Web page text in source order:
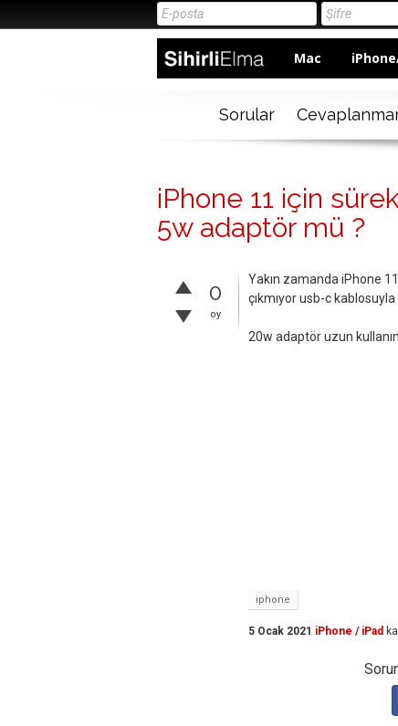
Mac
Sorular
iPhone 11 için
5w adaptör mü ?
0
oy
Yakın zamanda iPhone
çıkmıyor usb-c
20w adaptör uzun
iphone
5 Ocak 2021 iPhone / iPad